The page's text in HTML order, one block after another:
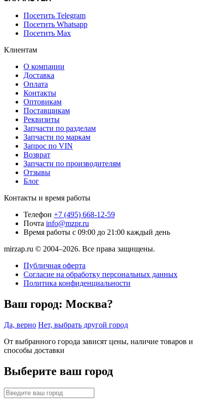
Посетить Telegram
Посетить Whatsapp
Посетить Max
Клиентам
О компании
Доставка
Оплата
Контакты
Оптовикам
Поставщикам
Реквизиты
Запчасти по разделам
Запчасти по маркам
Запрос по VIN
Возврат
Запчасти по производителям
Отзывы
Блог
Контакты и время работы
Телефон +7 (495) 668-12-59
Почта info@mzpr.ru
Время работы с 09:00 до 21:00 каждый день
mirzap.ru © 2004–2026. Все права защищены.
Публичная оферта
Согласие на обработку персональных данных
Политика конфиденциальности
Ваш город: Москва?
Да, верно Нет, выбрать другой город
От выбранного города зависят цены, наличие товаров и
способы доставки
Выберите ваш город